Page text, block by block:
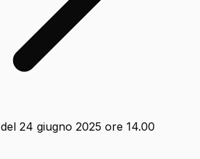
24 giugno 2025 ore 14.00